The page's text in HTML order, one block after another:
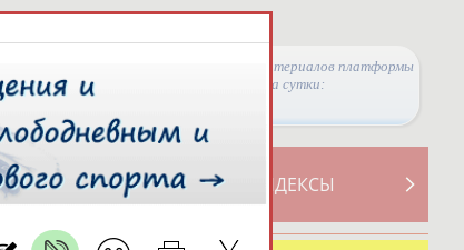
Просмотры материалов платформы
за сутки:
СВОДНЫЕ ИНДЕКСЫ